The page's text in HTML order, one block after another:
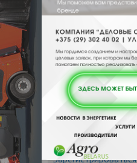
Отзывы
Отзывы
Чтобы оставить
выставить рейтинг,
Зарегистрироваться